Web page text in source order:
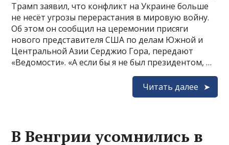
Трамп заявил, что конфликт на Украине больше
не несёт угрозы перерастания в мировую войну.
Об этом он сообщил на церемонии присяги
нового представителя США по делам Южной и
Центральной Азии Серджио Гора, передают
«Ведомости». «А если бы я не был президентом, …
Читать далее
В Венгрии усомнились в